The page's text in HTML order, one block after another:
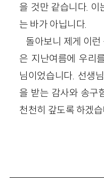
을 것만 같습니다. 이
는 바가 아닙니다.
돌아보니 제게 이
은 지난여름에 우리
님이었습니다. 선생
을 받는 감사와 송구
천천히 갚도록 하겠